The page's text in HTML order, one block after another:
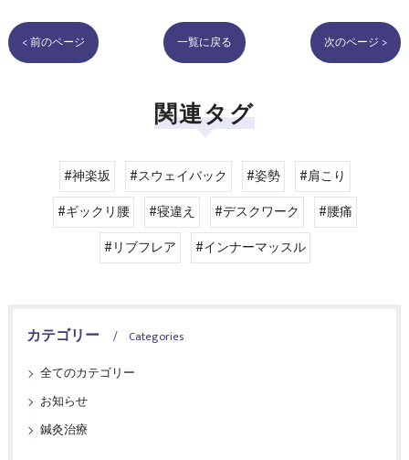
< 前のページ 一覧に戻る 次のページ >
関連タグ
#神楽坂 #スウェイバック #姿勢
#肩こり
#ギックリ腰
#寝違え #デスクワーク
#腰痛
#リブフレア
#インナーマッスル
カテゴリー
Categories
全てのカテゴリー
お知らせ
鍼灸治療